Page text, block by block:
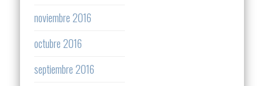
noviembre 2016
octubre 2016
septiembre 2016